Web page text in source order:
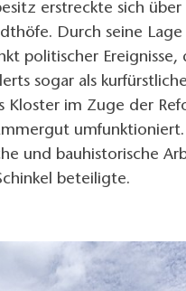
erstreckte sich
Durch seine
politischer
sogar als
Kloster im Zuge der
und bauhistorische
beteiligte.